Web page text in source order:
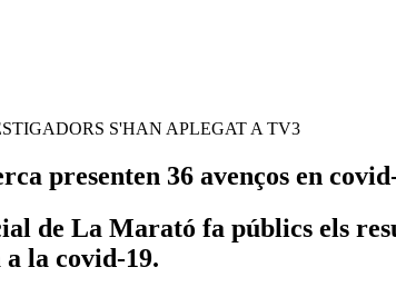
S'HAN APLEGAT A TV3
presenten 36 avenços en
de La Marató fa públics els
la covid-19.